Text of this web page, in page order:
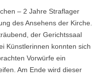
– 2 Jahre Straflager
des Ansehens der Kirche.
der Gerichtssaal
Künstlerinnen konnten sich
Vorwürfe ein
Am Ende wird dieser